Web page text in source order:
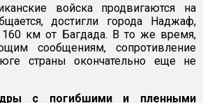
войска продвигаются на
достигли города Наджаф,
160 км от Багдада. В то же время,
сообщениям, сопротивление
страны окончательно еще не
с погибшими и пленными